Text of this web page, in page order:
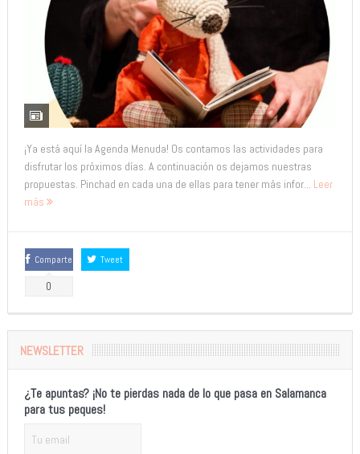
¡Ya está aquí la Agenda Menuda! Os contamos las actividades para
disfrutar los próximos días. A continuación os dejamos nuestras
propuestas. Pinchad en cada una de ellas para tener más infor... Leer
más
Comparte
0
Tweet
NEWSLETTER
¿Te apuntas? ¡No te pierdas nada de lo que pasa en Salamanca
para tus peques!